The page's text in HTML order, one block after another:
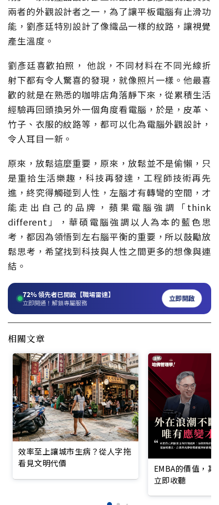
兩者的外觀設計者之一，為了讓平板電腦有止滑功
能，劉彥廷特別設計了像織品一樣的紋路，讓視覺
產生溫度。
劉彥廷喜歡拍照， 他說，不同材料在不同光線折
射下都有令人驚喜的發現，就像照片一樣。他最喜
歡的就是在熟悉的咖啡店角落靜下來，從累積生活
經驗再回頭換另外一個角度看電腦，於是，皮革、
竹子、衣服的紋路等，都可以化為電腦外觀設計，
令人耳目一新。
原來，放鬆這麼重要，原來，放鬆並不是偷懶，只
是重拾生活樂趣，科技再發達，工程師技術再先
進，終究得觸碰到人性，左腦才有轉彎的空間，才
能走出自己的品牌，蘋果電腦強調「think
different」，華碩電腦強調以人為本的藍色思
考，都因為領悟到左右腦平衡的重要，所以鼓勵放
鬆思考，希望找到科技與人性之間更多的想像與連
結。
72%領先者已開啟【職場雷達】
立即開通！解鎖專屬服務 立即開啟
相關文章
效率至上讓城市生病？從人字拖
看見文明代價
EMBA的價值，
立即收聽